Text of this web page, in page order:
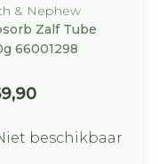
& Nephew
Zalf Tube
66001298
beschikbaar